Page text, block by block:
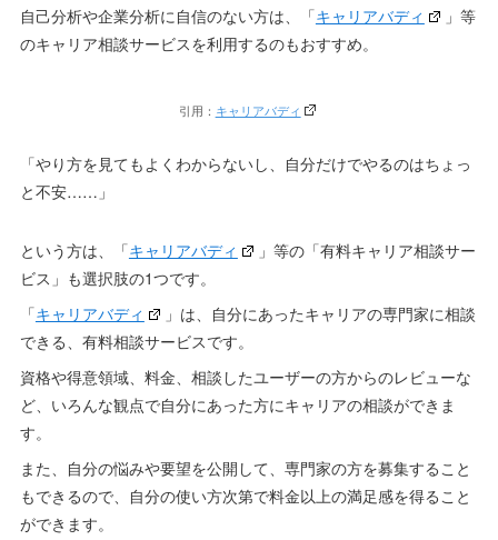
自己分析や企業分析に自信のない方は、「キャリアバディ
」等
のキャリア相談サービスを利用するのもおすすめ。
引用：キャリアバディ
と不安……」
ビス」も選択肢の1つです。
「キャリアバディ